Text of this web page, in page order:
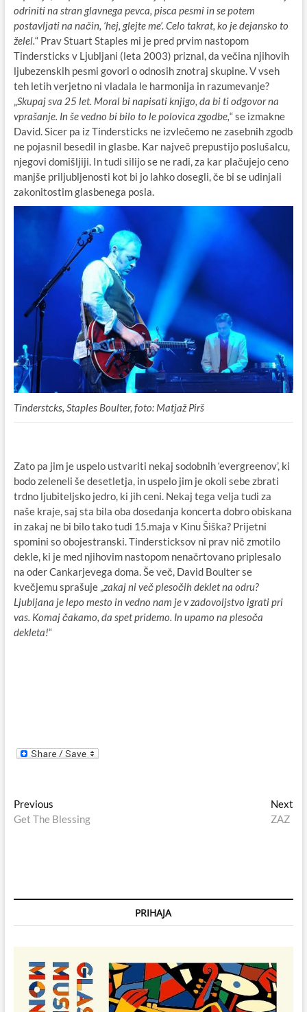
odriniti na stran glavnega pevca, pisca pesmi in se potem
postavljati na način, ‘hej, glejte me’. Celo takrat, ko je dejansko to
želel.“ Prav Stuart Staples mi je pred prvim nastopom
Tindersticks v Ljubljani (leta 2003) priznal, da večina njihovih
ljubezenskih pesmi govori o odnosih znotraj skupine. V vseh
teh letih verjetno ni vladala le harmonija in razumevanje?
„Skupaj sva 25 let. Moral bi napisati knjigo, da bi ti odgovor na
vprašanje. In še vedno bi bilo to le polovica zgodbe,“ se izmakne
David. Sicer pa iz Tindersticks ne izvlečemo ne zasebnih zgodb
ne pojasnil besedil in glasbe. Kar največ prepustijo poslušalcu,
njegovi domišljiji. In tudi silijo se ne radi, za kar plačujejo ceno
manjše priljubljenosti kot bi jo lahko dosegli, če bi se udinjali
zakonitostim glasbenega posla.
Tinderstcks, Staples Boulter, foto: Matjaž Pirš
Zato pa jim je uspelo ustvariti nekaj sodobnih ‘evergreenov’, ki
bodo zeleneli še desetletja, in uspelo jim je okoli sebe zbrati
trdno ljubiteljsko jedro, ki jih ceni. Nekaj tega velja tudi za
naše kraje, saj sta bila oba dosedanja koncerta dobro obiskana
in zakaj ne bi bilo tako tudi 15.maja v Kinu Šiška? Prijetni
spomini so obojestranski. Tindersticksov ni prav nič zmotilo
dekle, ki je med njihovim nastopom nenačrtovano priplesalo
na oder Cankarjevega doma. Še več, David Boulter se
kvečjemu sprašuje „zakaj ni več plesočih deklet na odru?
Ljubljana je lepo mesto in vedno nam je v zadovoljstvo igrati pri
vas. Komaj čakamo, da spet pridemo. In upamo na plesoča
dekleta!“
Navigacija
prispevka
PreviousPrevious
post:
Get The Blessing
Next
ZAZ
PRIHAJA